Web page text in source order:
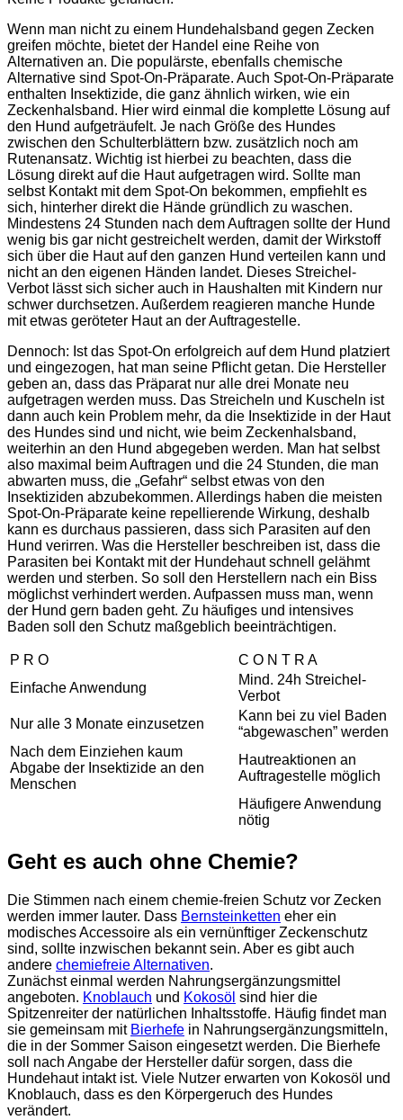
Wenn man nicht zu einem Hundehalsband gegen Zecken
greifen möchte, bietet der Handel eine Reihe von
Alternativen an. Die populärste, ebenfalls chemische
Alternative sind Spot-On-Präparate. Auch Spot-On-Präparate
enthalten Insektizide, die ganz ähnlich wirken, wie ein
Zeckenhalsband. Hier wird einmal die komplette Lösung auf
den Hund aufgeträufelt. Je nach Größe des Hundes
zwischen den Schulterblättern bzw. zusätzlich noch am
Rutenansatz. Wichtig ist hierbei zu beachten, dass die
Lösung direkt auf die Haut aufgetragen wird. Sollte man
selbst Kontakt mit dem Spot-On bekommen, empfiehlt es
sich, hinterher direkt die Hände gründlich zu waschen.
Mindestens 24 Stunden nach dem Auftragen sollte der Hund
wenig bis gar nicht gestreichelt werden, damit der Wirkstoff
sich über die Haut auf den ganzen Hund verteilen kann und
nicht an den eigenen Händen landet. Dieses Streichel-
Verbot lässt sich sicher auch in Haushalten mit Kindern nur
schwer durchsetzen. Außerdem reagieren manche Hunde
mit etwas geröteter Haut an der Auftragestelle.
Dennoch: Ist das Spot-On erfolgreich auf dem Hund platziert
und eingezogen, hat man seine Pflicht getan. Die Hersteller
geben an, dass das Präparat nur alle drei Monate neu
aufgetragen werden muss. Das Streicheln und Kuscheln ist
dann auch kein Problem mehr, da die Insektizide in der Haut
des Hundes sind und nicht, wie beim Zeckenhalsband,
weiterhin an den Hund abgegeben werden. Man hat selbst
also maximal beim Auftragen und die 24 Stunden, die man
abwarten muss, die „Gefahr“ selbst etwas von den
Insektiziden abzubekommen. Allerdings haben die meisten
Spot-On-Präparate keine repellierende Wirkung, deshalb
kann es durchaus passieren, dass sich Parasiten auf den
Hund verirren. Was die Hersteller beschreiben ist, dass die
Parasiten bei Kontakt mit der Hundehaut schnell gelähmt
werden und sterben. So soll den Herstellern nach ein Biss
möglichst verhindert werden. Aufpassen muss man, wenn
der Hund gern baden geht. Zu häufiges und intensives
Baden soll den Schutz maßgeblich beeinträchtigen.
P R O
C O N T R A
Einfache Anwendung
Mind. 24h Streichel-
Verbot
Nur alle 3 Monate einzusetzen
Kann bei zu viel Baden
“abgewaschen” werden
Nach dem Einziehen kaum
Abgabe der Insektizide an den
Menschen
Hautreaktionen an
Auftragestelle möglich
Häufigere Anwendung
nötig
Geht es auch ohne Chemie?
Die Stimmen nach einem chemie-freien Schutz vor Zecken
werden immer lauter. Dass Bernsteinketten eher ein
modisches Accessoire als ein vernünftiger Zeckenschutz
sind, sollte inzwischen bekannt sein. Aber es gibt auch
andere chemiefreie Alternativen.
Zunächst einmal werden Nahrungsergänzungsmittel
angeboten. Knoblauch und Kokosöl sind hier die
Spitzenreiter der natürlichen Inhaltsstoffe. Häufig findet man
sie gemeinsam mit Bierhefe in Nahrungsergänzungsmitteln,
die in der Sommer Saison eingesetzt werden. Die Bierhefe
soll nach Angabe der Hersteller dafür sorgen, dass die
Hundehaut intakt ist. Viele Nutzer erwarten von Kokosöl und
Knoblauch, dass es den Körpergeruch des Hundes
verändert.